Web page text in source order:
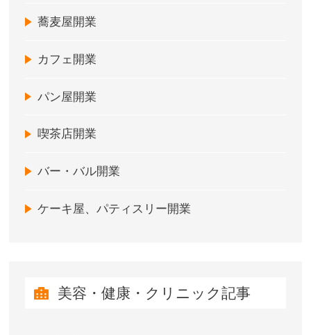
蕎麦屋開業
カフェ開業
パン屋開業
喫茶店開業
バー・バル開業
ケーキ屋、パティスリー開業
美容・健康・クリニック記事